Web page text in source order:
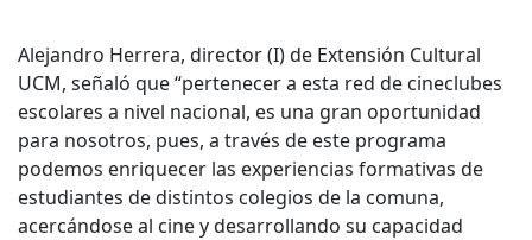
Alejandro Herrera, director (I) de Extensión Cultural
UCM, señaló que “pertenecer a esta red de cineclubes
escolares a nivel nacional, es una gran oportunidad
para nosotros, pues, a través de este programa
podemos enriquecer las experiencias formativas de
estudiantes de distintos colegios de la comuna,
acercándose al cine y desarrollando su capacidad